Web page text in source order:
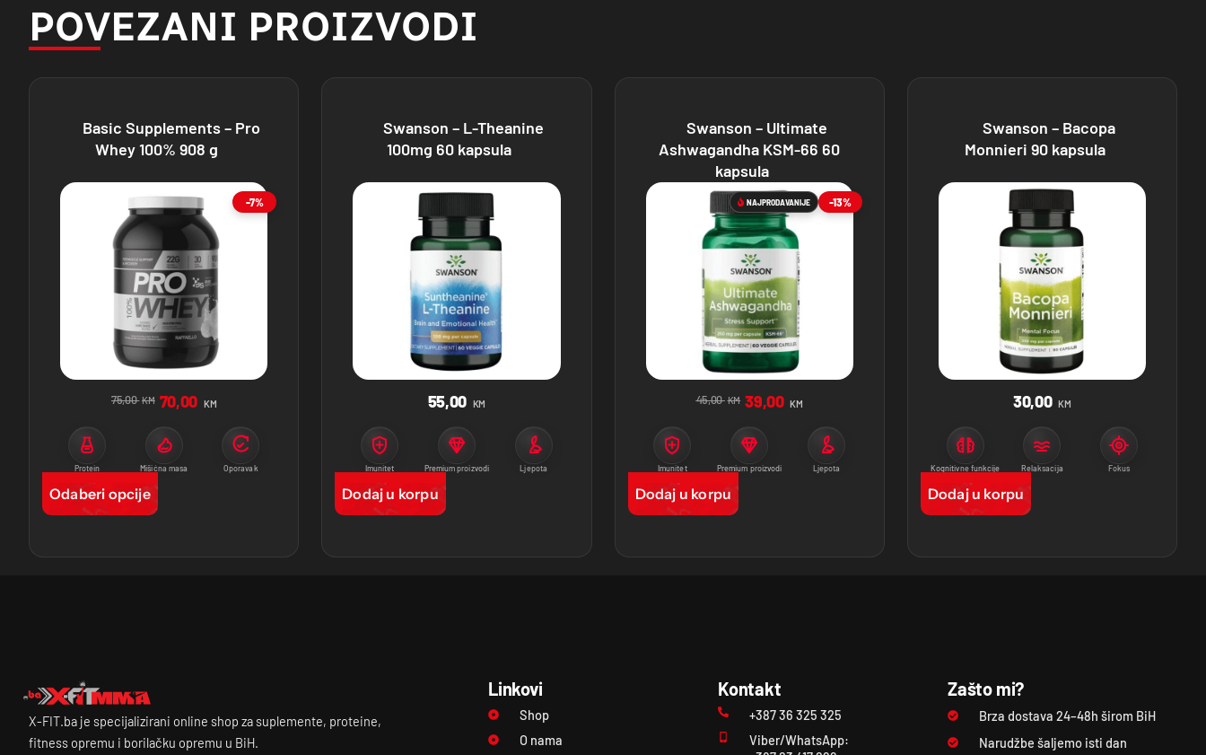
POVEZANI PROIZVODI
Basic Supplements – Pro
Whey 100% 908 g
-7%
75,00 KM 70,00 KM
Protein Mišićna masa Oporavak
Odaberi opcije
Swanson – L-Theanine
100mg 60 kapsula
55,00 KM
Imunitet Premium proizvodi Ljepota
Dodaj u korpu
Swanson – Ultimate
Ashwagandha KSM-66 60
kapsula
-13%
NAJPRODAVANIJE
45,00 KM 39,00 KM
Imunitet Premium proizvodi Ljepota
Dodaj u korpu
Swanson – Bacopa
Monnieri 90 kapsula
30,00 KM
Kognitivne funkcije Relaksacija Fokus
Dodaj u korpu
X-FIT.ba je specijalizirani online shop za suplemente, proteine,
fitness opremu i borilačku opremu u BiH.
Linkovi
Shop
O nama
Kontakt
+387 36 325 325
Viber/WhatsApp:
Zašto mi?
Brza dostava 24–48h širom BiH
Narudžbe šaljemo isti dan